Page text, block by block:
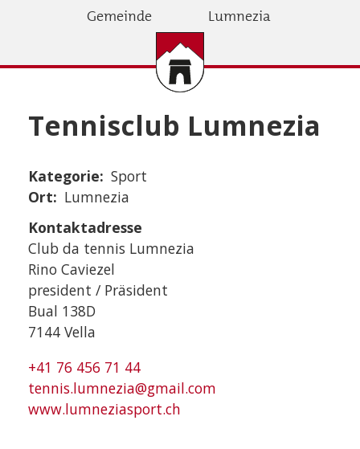
Gemeinde Lumnezia
Tennisclub Lumnezia
Kategorie
Sport
Ort
Lumnezia
Kontaktadresse
Club da tennis Lumnezia
Rino Caviezel
president / Präsident
Bual 138D
7144 Vella
+41 76 456 71 44
tennis.lumnezia@gmail.com
www.lumneziasport.ch